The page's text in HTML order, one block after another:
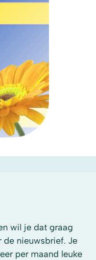
wil je dat graag
de nieuwsbrief. Je
per maand leuke